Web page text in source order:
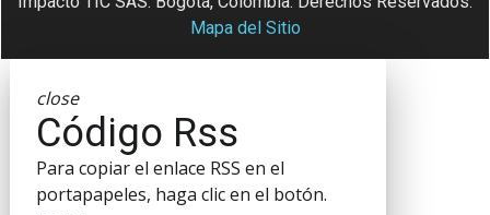
Mapa del Sitio
close
Código Rss
Para copiar el enlace RSS en el
portapapeles, haga clic en el botón.